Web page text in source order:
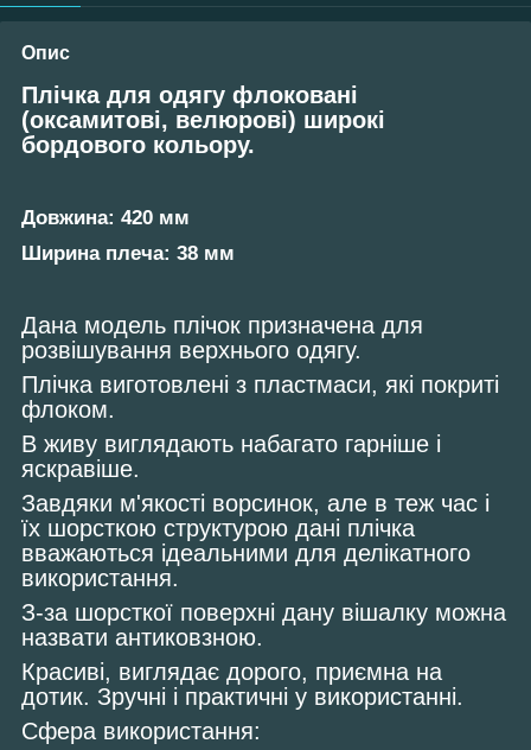
Опис
Плічка для одягу флоковані
(оксамитові, велюрові) широкі
бордового кольору.
Довжина: 420 мм
Ширина плеча: 38 мм
Дана модель плічок призначена для
розвішування верхнього одягу.
Плічка виготовлені з пластмаси, які покриті
флоком.
В живу виглядають набагато гарніше і
яскравіше.
Завдяки м'якості ворсинок, але в теж час і
їх шорсткою структурою дані плічка
вважаються ідеальними для делікатного
використання.
З-за шорсткої поверхні дану вішалку можна
назвати антиковзною.
Красиві, виглядає дорого, приємна на
дотик. Зручні і практичні у використанні.
Сфера використання: